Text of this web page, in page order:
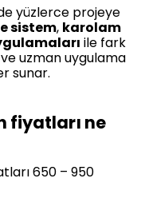
yüzlerce projeye
sistem, karolam
ile fark
uzman uygulama
sunar.
fiyatları ne
650 – 950